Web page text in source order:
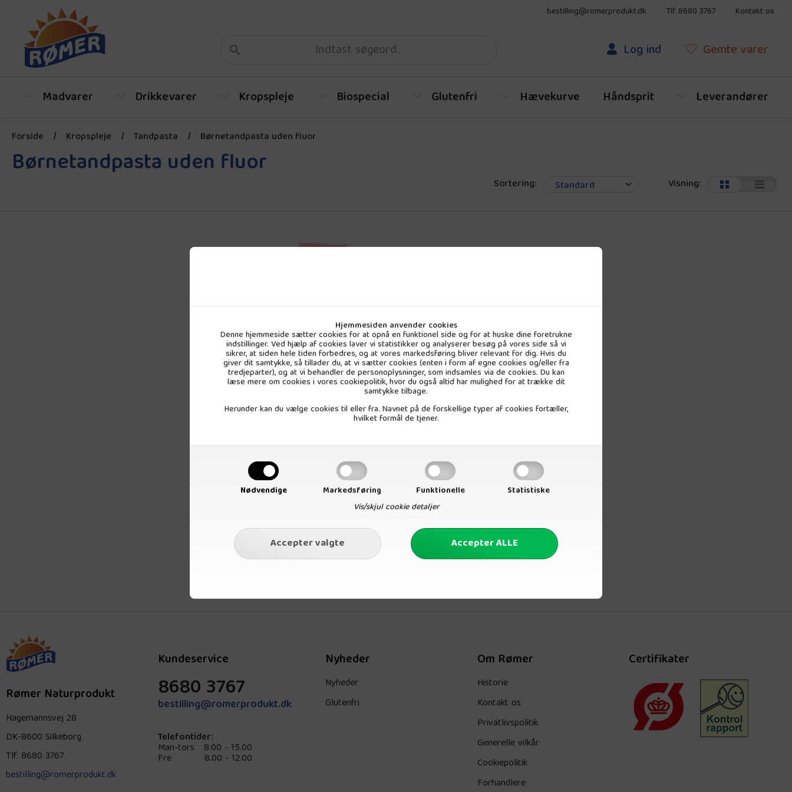
Hjemmesiden anvender cookies
Denne hjemmeside sætter cookies for at opnå en funktionel side og for at huske dine foretrukne
indstillinger. Ved hjælp af cookies laver vi statistikker og analyserer besøg på vores side så vi
sikrer, at siden hele tiden forbedres, og at vores markedsføring bliver relevant for dig. Hvis du
giver dit samtykke, så tillader du, at vi sætter cookies (enten i form af egne cookies og/eller fra
tredjeparter), og at vi behandler de personoplysninger, som indsamles via de cookies. Du kan
læse mere om cookies i vores cookiepolitik, hvor du også altid har mulighed for at trække dit
samtykke tilbage.
Herunder kan du vælge cookies til eller fra. Navnet på de forskellige typer af cookies fortæller,
hvilket formål de tjener.
Nødvendige Markedsføring Funktionelle
Statistiske
Vis/skjul cookie detaljer
bestilling@romerprodukt.dk Tlf. 8680 3767 Kontakt os
Log ind Gemte varer
Madvarer Drikkevarer Kropspleje Biospecial Glutenfri Hævekurve Håndsprit Leverandører
Forside / Kropspleje / Tandpasta / Børnetandpasta uden fluor
Børnetandpasta uden fluor
Sortering: Visning:
Kingfisher Jordbær Børnetandpasta uden
Vejl. udsalg
68,50 DKK
Rømer Naturprodukt
Hagemannsvej 28
DK-8600 Silkeborg
Tlf. 8680 3767
bestilling@romerprodukt.dk
Kundeservice
8680 3767
bestilling@romerprodukt.dk
Telefontider:
Man-tors 8.00 - 15.00
Fre 8.00 - 12.00
Nyheder
Nyheder
Glutenfri
Om Rømer
Historie
Kontakt os
Privatlivspolitik
Generelle vilkår
Cookiepolitik
Forhandlere
Certifikater